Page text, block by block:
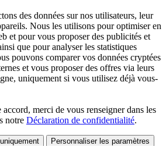
des données sur nos utilisateurs, leur
Nous les utilisons pour optimiser en
et pour vous proposer des publicités et
que pour analyser les statistiques
pouvons comparer vos données cryptées
et vous proposer des offres via leurs
uniquement si vous utilisez déjà vous-
merci de vous renseigner dans les
notre Déclaration de confidentialité.
Personnaliser les paramètres